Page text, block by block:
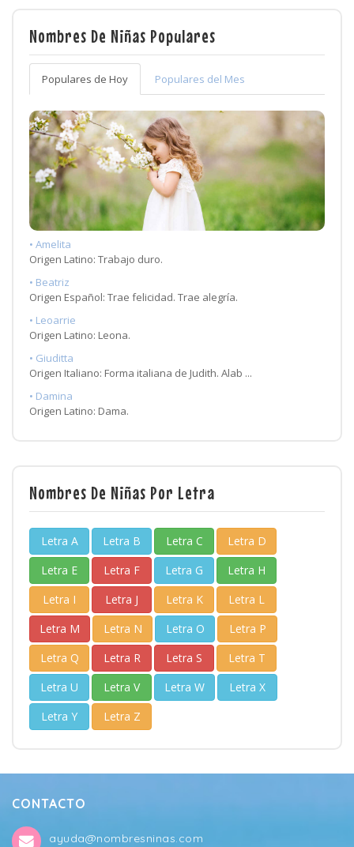
Nombres De Niñas Populares
Populares de Hoy Populares del Mes
• Amelita
Origen Latino: Trabajo duro.
• Beatriz
Origen Español: Trae felicidad. Trae alegría.
• Leoarrie
Origen Latino: Leona.
• Giuditta
Origen Italiano: Forma italiana de Judith. Alab ...
• Damina
Origen Latino: Dama.
Nombres De Niñas Por Letra
Letra A Letra B Letra C
Letra D
Letra E
Letra F Letra G
Letra H
Letra I
Letra J Letra K
Letra L
Letra M
Letra N Letra O
Letra P
Letra Q
Letra R Letra S
Letra T
Letra U
Letra V Letra W
Letra X
Letra Y
Letra Z
CONTACTO
ayuda@nombresninas.com